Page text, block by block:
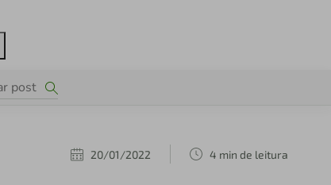
20/01/2022 4 min de leitura